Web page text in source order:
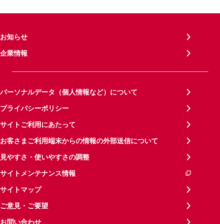
お知らせ
企業情報
パーソナルデータ（個人情報など）について
プライバシーポリシー
サイトご利用にあたって
お客さまご利用端末からの情報の外部送信について
見やすさ・使いやすさの調整
サイトメンテナンス情報
サイトマップ
ご意見・ご要望
お問い合わせ